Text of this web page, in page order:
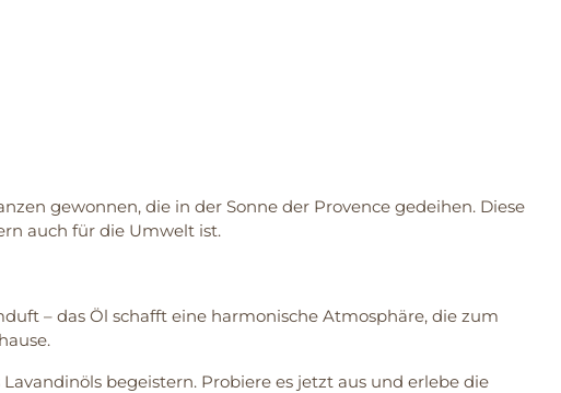
gewonnen, die in der Sonne der Provence gedeihen. Diese
auch für die Umwelt ist.
– das Öl schafft eine harmonische Atmosphäre, die zum
begeistern. Probiere es jetzt aus und erlebe die